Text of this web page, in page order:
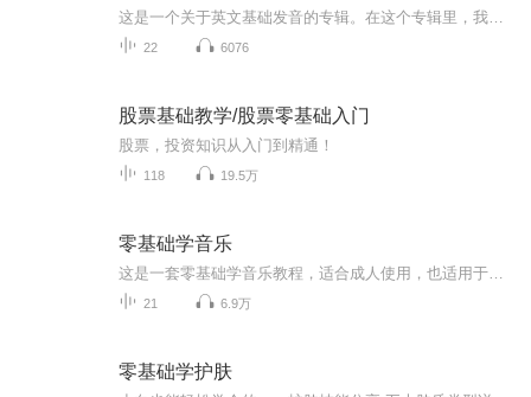
22 6076
股票基础教学/股票零基础入门
股票，投资知识从入门到精通！
118 19.5万
零基础学音乐
21 6.9万
零基础学护肤